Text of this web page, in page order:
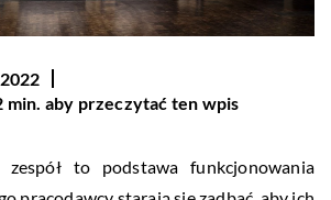
min. aby przeczytać ten wpis
zespół to podstawa funkcjonowania